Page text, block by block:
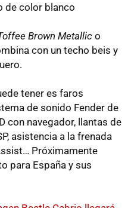
de color blanco
Brown Metallic o
con un techo beis y
tener es faros
de sonido Fender de
con navegador, llantas de
, asistencia a la frenada
Próximamente
para España y sus